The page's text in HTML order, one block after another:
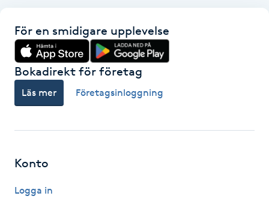
Gel naglar
Gelenaglar
Gellack
Gellack med förstärkning
Gravidmassage
Gravidyoga
För en smidigare upplevelse
Bokadirekt för företag
Läs mer Företagsinloggning
Konto
Logga in